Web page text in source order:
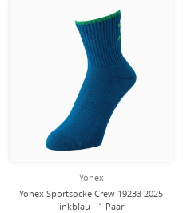
Yonex
Yonex Sportsocke Crew 19233 2025
inkblau - 1 Paar